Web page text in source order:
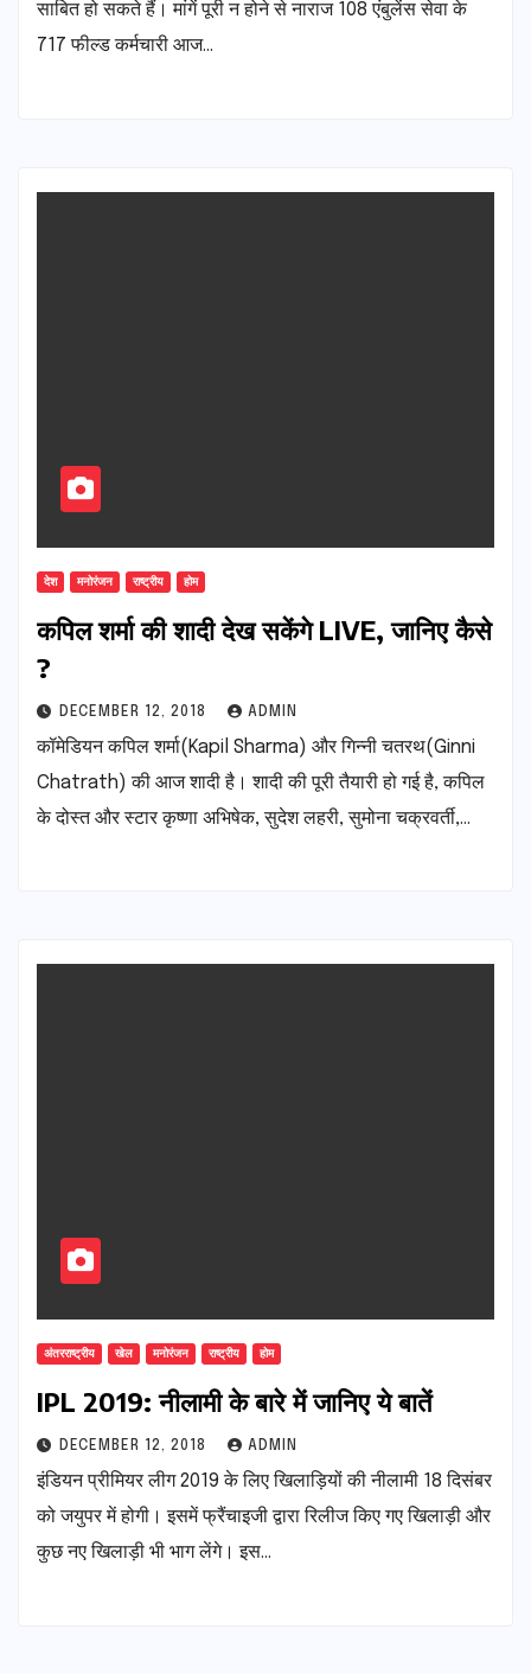
साबित हो सकते हैं। मांगें पूरी न होने से नाराज 108 एंबुलेंस सेवा के
717 फील्ड कर्मचारी आज…
देश मनोरंजन राष्ट्रीय होम
कपिल शर्मा की शादी देख सकेंगे LIVE, जानिए कैसे
?
DECEMBER 12, 2018 ADMIN
कॉमेडियन कपिल शर्मा(Kapil Sharma) और गिन्नी चतरथ(Ginni
Chatrath) की आज शादी है। शादी की पूरी तैयारी हो गई है, कपिल
के दोस्त और स्टार कृष्णा अभिषेक, सुदेश लहरी, सुमोना चक्रवर्ती,…
अंतरराष्ट्रीय खेल मनोरंजन राष्ट्रीय होम
IPL 2019: नीलामी के बारे में जानिए ये बातें
DECEMBER 12, 2018 ADMIN
इंडियन प्रीमियर लीग 2019 के लिए खिलाड़ियों की नीलामी 18 दिसंबर
को जयुपर में होगी। इसमें फ्रैंचाइजी द्वारा रिलीज किए गए खिलाड़ी और
कुछ नए खिलाड़ी भी भाग लेंगे। इस…